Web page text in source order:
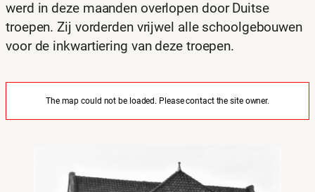
werd in deze maanden overlopen door Duitse
troepen. Zij vorderden vrijwel alle schoolgebouwen
voor de inkwartiering van deze troepen.
The map could not be loaded. Please contact the site owner.